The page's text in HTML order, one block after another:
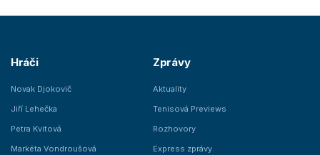
Hráči
Novak Djokovič
Jiří Lehečka
Petra Kvitová
Markéta Vondroušová
Zprávy
Aktuality
Tenisová Previews
Rozhovory
Express zprávy